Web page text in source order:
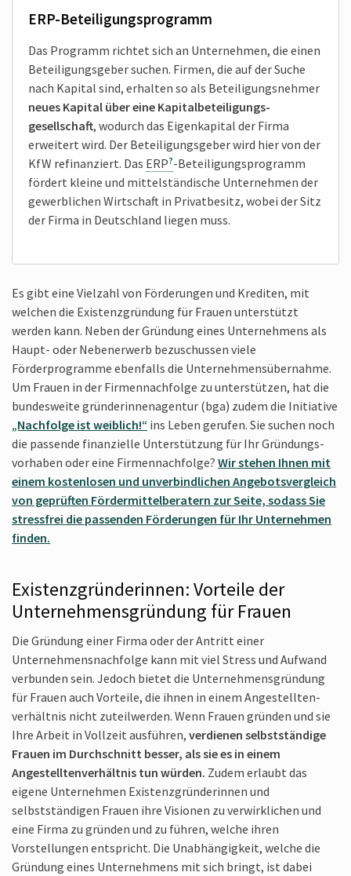
ERP-Beteiligungsprogramm
Das Programm richtet sich an Unternehmen, die einen
Beteiligungs­geber suchen. Firmen, die auf der Suche
nach Kapital sind, erhalten so als Beteiligungs­nehmer
neues Kapital über eine Kapital­beteiligungs­
gesellschaft, wodurch das Eigenkapital der Firma
erweitert wird. Der Beteiligungsgeber wird hier von der
KfW refinanziert. Das ERP -Beteiligungsprogramm
fördert kleine und mittelständische Unternehmen der
gewerblichen Wirtschaft in Privat­besitz, wobei der Sitz
der Firma in Deutschland liegen muss.
Es gibt eine Vielzahl von Förderungen und Krediten, mit
welchen die Existenzgründung für Frauen unterstützt
werden kann. Neben der Gründung eines Unternehmens als
Haupt- oder Nebenerwerb bezuschussen viele
Förderprogramme ebenfalls die Unternehmens­übernahme.
Um Frauen in der Firmennachfolge zu unterstützen, hat die
bundesweite gründerinnen­agentur (bga) zudem die Initiative
„Nachfolge ist weiblich!“ ins Leben gerufen. Sie suchen noch
die passende finanzielle Unterstützung für Ihr Gründungs­
vorhaben oder eine Firmennachfolge? Wir stehen Ihnen mit
einem kostenlosen und unverbindlichen Angebotsvergleich
von geprüften Fördermittel­beratern zur Seite, sodass Sie
stressfrei die passenden Förderungen für Ihr Unternehmen
finden.
Existenzgründerinnen: Vorteile der
Unternehmensgründung für Frauen
Die Gründung einer Firma oder der Antritt einer
Unternehmens­nachfolge kann mit viel Stress und Aufwand
verbunden sein. Jedoch bietet die Unternehmens­gründung
für Frauen auch Vorteile, die ihnen in einem Angestellten­
verhältnis nicht zuteilwerden. Wenn Frauen gründen und sie
Ihre Arbeit in Vollzeit ausführen, verdienen selbstständige
Frauen im Durch­schnitt besser, als sie es in einem
Angestellten­verhältnis tun würden. Zudem erlaubt das
eigene Unternehmen Existenzgründerinnen und
selbstständigen Frauen ihre Visionen zu verwirklichen und
eine Firma zu gründen und zu führen, welche ihren
Vorstellungen entspricht. Die Unabhängigkeit, welche die
Gründung eines Unternehmens mit sich bringt, ist dabei